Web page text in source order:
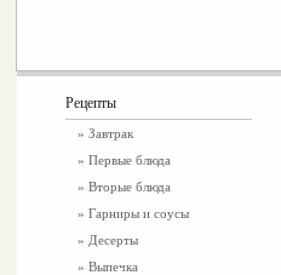
Рецепты
» Завтрак
» Первые блюда
» Вторые блюда
» Гарниры и соусы
» Десерты
» Выпечка